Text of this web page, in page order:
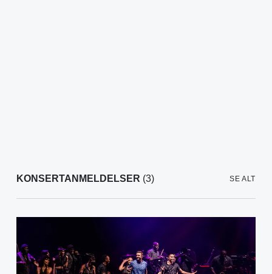
KONSERTANMELDELSER (3) SE ALT